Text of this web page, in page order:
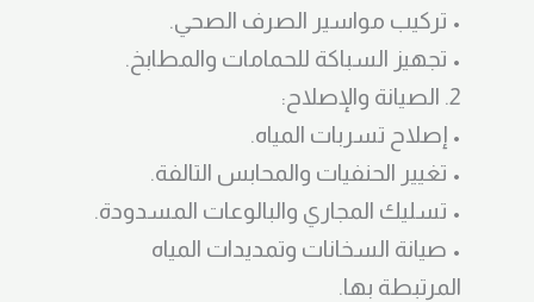
• تركيب مواسير الصرف الصحي.
• تجهيز السباكة للحمامات والمطابخ.
2. الصيانة والإصلاح:
• إصلاح تسربات المياه.
• تغيير الحنفيات والمحابس التالفة.
• تسليك المجاري والبالوعات المسدودة.
• صيانة السخانات وتمديدات المياه
المرتبطة بها.